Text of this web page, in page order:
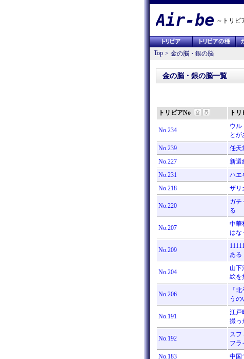
Air-be ～トリビ
Top > 金の脳・銀の脳
金の脳・銀の脳一覧
トリビアNo ト
No.234
ウル
とが
No.239 任天
No.227
新選
No.231
ハエ
No.218
ザリ
No.220
ガチ
る
No.207
中華
はな
No.209
ある
No.204
山下
絵を
No.206
「
うの
No.191
江戸
撮っ
No.192
スフ
フラ
No.183 中国